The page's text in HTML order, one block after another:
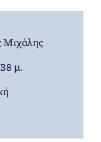
Μιχάλης
μ.